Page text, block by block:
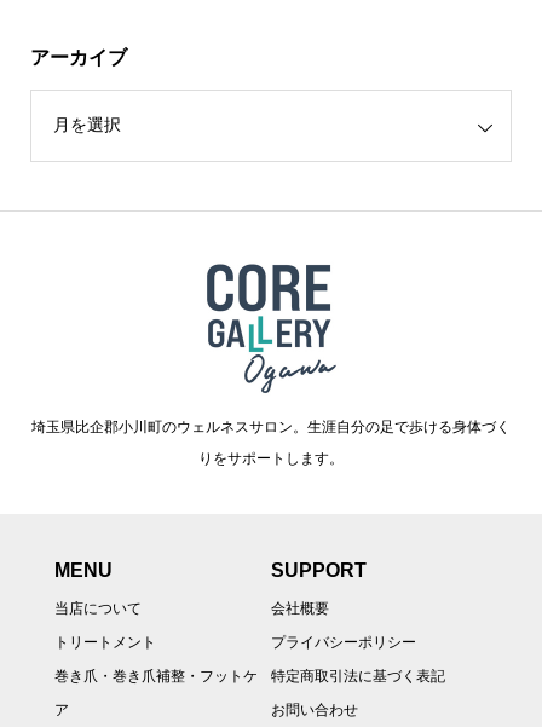
アーカイブ
埼玉県比企郡小川町のウェルネスサロン。生涯自分の足で歩ける身体づく
りをサポートします。
MENU
当店について
トリートメント
巻き爪・巻き爪補整・フットケ
ア
SUPPORT
会社概要
プライバシーポリシー
特定商取引法に基づく表記
お問い合わせ